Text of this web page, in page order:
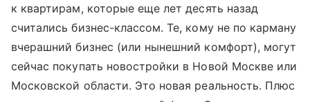
к квартирам, которые еще лет десять назад
считались бизнес-классом. Те, кому не по карману
вчерашний бизнес (или нынешний комфорт), могут
сейчас покупать новостройки в Новой Москве или
Московской области. Это новая реальность. Плюс